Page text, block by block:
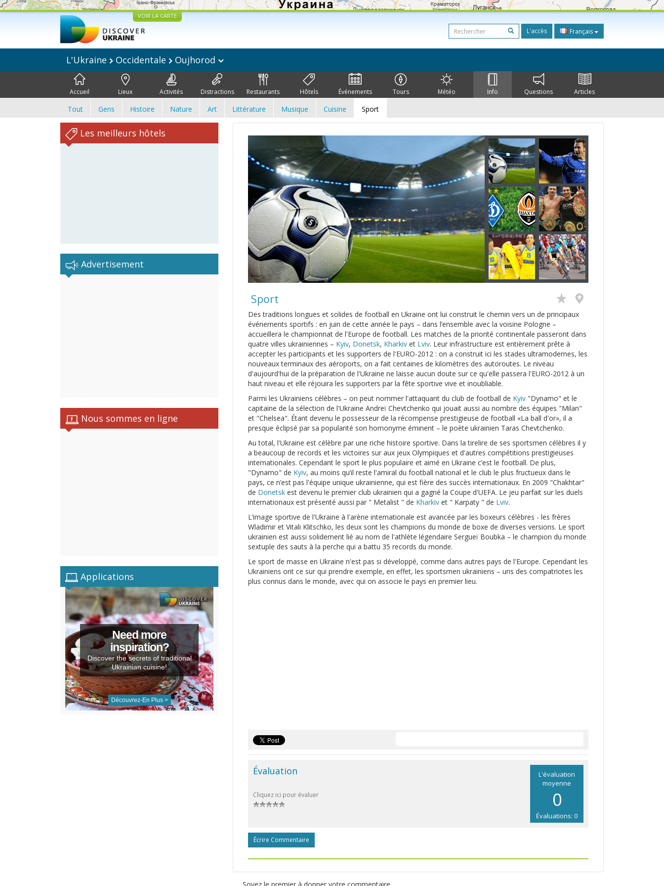
VOIR LA CARTE
L'accès Français
L'Ukraine Occidentale Oujhorod
Accueil Lieux Activités Distractions Restaurants Hôtels Événements Tours Météo Info Questions Articles
Tout Gens Histoire Nature Art Littérature Musique Cuisine Sport
Les meilleurs hôtels
Advertisement
Nous sommes en ligne
Applications
Need more
inspiration?
Discover the secrets of traditional
Ukrainian cuisine!
Découvrez-En Plus >
Sport
Des traditions longues et solides de football en Ukraine ont lui construit le chemin vers un de principaux
événements sportifs : en juin de cette année le pays – dans l’ensemble avec la voisine Pologne –
accueillera le championnat de l'Europe de football. Les matches de la priorité continentale passeront dans
quatre villes ukrainiennes – Kyiv, Donetsk, Kharkiv et Lviv. Leur infrastructure est entièrement prête à
accepter les participants et les supporters de l'EURO-2012 : on a construit ici les stades ultramodernes, les
nouveaux terminaux des aéroports, on a fait centaines de kilomètres des autoroutes. Le niveau
d'aujourd'hui de la préparation de l'Ukraine ne laisse aucun doute sur ce qu'elle passera l'EURO-2012 à un
haut niveau et elle réjouira les supporters par la fête sportive vive et inoubliable.
Parmi les Ukrainiens célèbres – on peut nommer l'attaquant du club de football de Kyiv "Dynamo" et le
capitaine de la sélection de l'Ukraine Andreï Chevtchenko qui jouait aussi au nombre des équipes "Milan"
et "Chelsea". Étant devenu le possesseur de la récompense prestigieuse de football «La ball d'or», il a
presque éclipsé par sa popularité son homonyme éminent – le poète ukrainien Taras Chevtchenko.
Au total, l'Ukraine est célèbre par une riche histoire sportive. Dans la tirelire de ses sportsmen célèbres il y
a beaucoup de records et les victoires sur aux jeux Olympiques et d'autres compétitions prestigieuses
internationales. Cependant le sport le plus populaire et aimé en Ukraine c’est le football. De plus,
"Dynamo" de Kyiv, au moins qu’il reste l'amiral du football national et le club le plus fructueux dans le
pays, ce n’est pas l'équipe unique ukrainienne, qui est fière des succès internationaux. En 2009 "Chakhtar"
de Donetsk est devenu le premier club ukrainien qui a gagné la Coupe d'UEFA. Le jeu parfait sur les duels
internationaux est présenté aussi par " Metalist " de Kharkiv et " Karpaty " de Lviv.
L’image sportive de l'Ukraine à l'arène internationale est avancée par les boxeurs célèbres - les frères
Wladimir et Vitali Klitschko, les deux sont les champions du monde de boxe de diverses versions. Le sport
ukrainien est aussi solidement lié au nom de l'athlète légendaire Sergueï Boubka – le champion du monde
sextuple des sauts à la perche qui a battu 35 records du monde.
Le sport de masse en Ukraine n'est pas si développé, comme dans autres pays de l'Europe. Cependant les
Ukrainiens ont ce sur qui prendre exemple, en effet, les sportsmen ukrainiens – uns des compatriotes les
plus connus dans le monde, avec qui on associe le pays en premier lieu.
L'évaluation
moyenne
0
Évaluations: 0
Évaluation
Cliquez ici pour évaluer
Écrire Commentaire